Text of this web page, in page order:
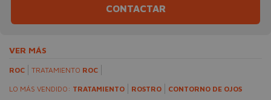
CONTACTAR
VER MÁS
ROC TRATAMIENTO ROC
LO MÁS VENDIDO: TRATAMIENTO ROSTRO CONTORNO DE OJOS